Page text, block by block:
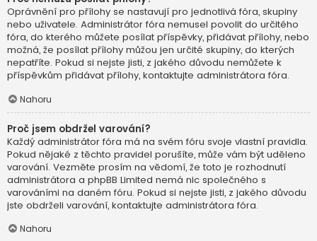
Oprávnění pro přílohy se nastavují pro jednotlivá fóra, skupiny
nebo uživatele. Administrátor fóra nemusel povolit do určitého
fóra, do kterého můžete posílat příspěvky, přidávat přílohy, nebo
možná, že posílat přílohy můžou jen určité skupiny, do kterých
nepatříte. Pokud si nejste jisti, z jakého důvodu nemůžete k
příspěvkům přidávat přílohy, kontaktujte administrátora fóra.
Nahoru
Proč jsem obdržel varování?
Každý administrátor fóra má na svém fóru svoje vlastní pravidla.
Pokud nějaké z těchto pravidel porušíte, může vám být uděleno
varování. Vezměte prosím na vědomí, že toto je rozhodnutí
administrátora a phpBB Limited nemá nic společného s
varováními na daném fóru. Pokud si nejste jisti, z jakého důvodu
jste obdrželi varování, kontaktujte administrátora fóra.
Nahoru